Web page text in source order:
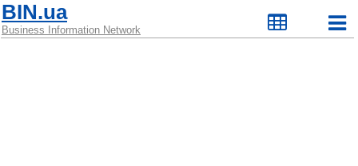
BIN.ua
Business Information Network